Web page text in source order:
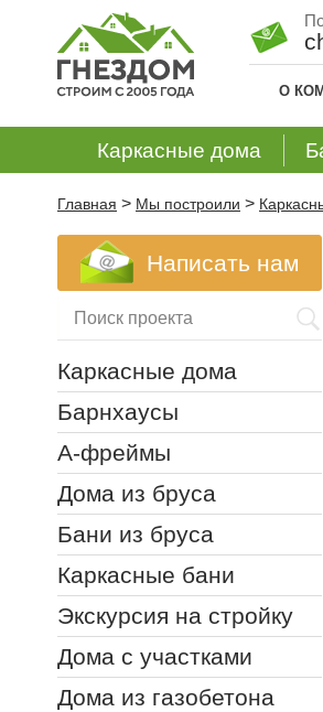
О
Каркасные дома
Главная > Мы построили >
Написать нам
Каркасные дома
Барнхаусы
А-фреймы
Дома из бруса
Бани из бруса
Каркасные бани
Экскурсия на стройку
Дома с участками
Дома из газобетона